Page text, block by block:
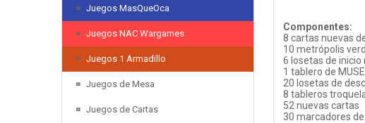
Juegos MasQueOca
Juegos NAC Wargames
Juegos 1 Armadillo
Juegos de Mesa
Juegos de Cartas
Componentes:
8 cartas nuevas
10 metrópolis
6 losetas de inicio
1 tablero de
20 losetas de
8 tableros
52 nuevas cartas
30 marcadores